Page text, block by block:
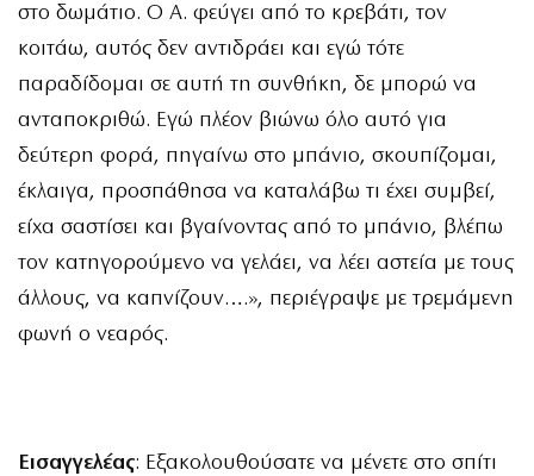
στο δωμάτιο. Ο Α. φεύγει από το κρεβάτι, τον
κοιτάω, αυτός δεν αντιδράει και εγώ τότε
παραδίδομαι σε αυτή τη συνθήκη, δε μπορώ να
ανταποκριθώ. Εγώ πλέον βιώνω όλο αυτό για
δεύτερη φορά, πηγαίνω στο μπάνιο, σκουπίζομαι,
έκλαιγα, προσπάθησα να καταλάβω τι έχει συμβεί,
είχα σαστίσει και βγαίνοντας από το μπάνιο, βλέπω
τον κατηγορούμενο να γελάει, να λέει αστεία με τους
άλλους, να καπνίζουν….», περιέγραψε με τρεμάμενη
φωνή ο νεαρός.
Εισαγγελέας: Εξακολουθούσατε να μένετε στο σπίτι